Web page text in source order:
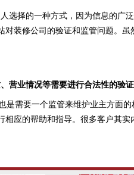
择的一种方式，因为信息的广
装修公司的验证和监管问题。
营业情况等需要进行合法性的验
需要一个监管来维护业主方面
应的帮助和指导。很多客户其